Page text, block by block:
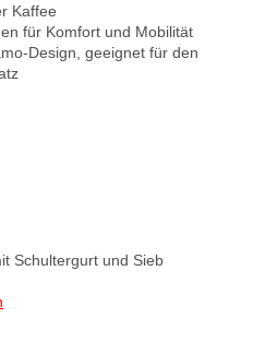
Kaffee
für Komfort und Mobilität
Design, geeignet für den
Schultergurt und Sieb